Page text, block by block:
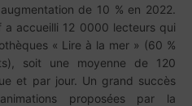
de 10 % en 2022.
a accueilli 12 0000 lecteurs qui
« Lire à la mer » (60 %
soit une moyenne de 120
et par jour. Un grand succès
proposées par la